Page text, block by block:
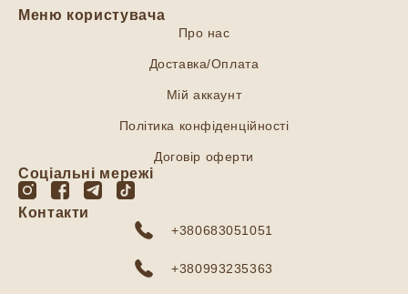
Меню користувача
Про нас
Доставка/Оплата
Мій аккаунт
Політика конфіденційності
Договір оферти
Соціальні мережі
Контакти
+380683051051
+380993235363